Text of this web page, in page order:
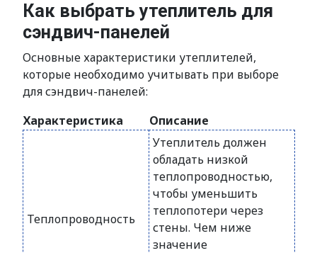
Как выбрать утеплитель для
сэндвич-панелей
Основные характеристики утеплителей,
которые необходимо учитывать при выборе
для сэндвич-панелей:
Характеристика
Описание
Теплопроводность
Утеплитель должен
обладать низкой
теплопроводностью,
чтобы уменьшить
теплопотери через
стены. Чем ниже
значение